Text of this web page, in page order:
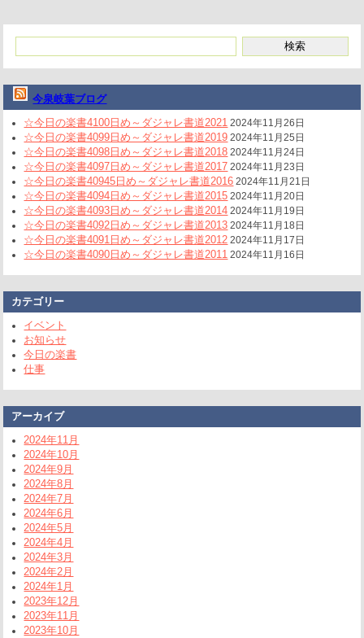
今泉岐葉ブログ
☆今日の楽書4100日め～ダジャレ書道2021 2024年11月26日
☆今日の楽書4099日め～ダジャレ書道2019 2024年11月25日
☆今日の楽書4098日め～ダジャレ書道2018 2024年11月24日
☆今日の楽書4097日め～ダジャレ書道2017 2024年11月23日
☆今日の楽書40945日め～ダジャレ書道2016 2024年11月21日
☆今日の楽書4094日め～ダジャレ書道2015 2024年11月20日
☆今日の楽書4093日め～ダジャレ書道2014 2024年11月19日
☆今日の楽書4092日め～ダジャレ書道2013 2024年11月18日
☆今日の楽書4091日め～ダジャレ書道2012 2024年11月17日
☆今日の楽書4090日め～ダジャレ書道2011 2024年11月16日
カテゴリー
イベント
お知らせ
今日の楽書
仕事
アーカイブ
2024年11月
2024年10月
2024年9月
2024年8月
2024年7月
2024年6月
2024年5月
2024年4月
2024年3月
2024年2月
2024年1月
2023年12月
2023年11月
2023年10月